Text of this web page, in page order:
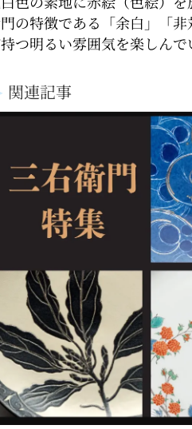
の特徴である「余白」「
つ明るい雰囲気を楽しんで
関連記事